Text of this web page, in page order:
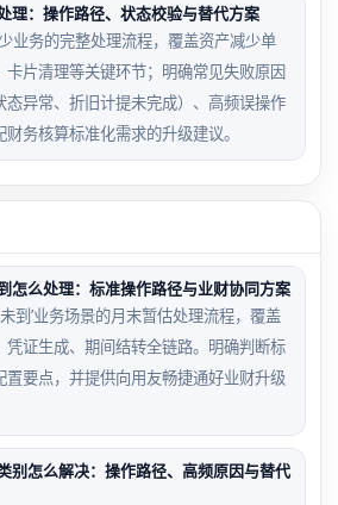
理：操作路径、状态校验与替代方案
业务的完整处理流程，覆盖资产减少单
卡片清理等关键环节；明确常见失败原因
态异常、折旧计提未完成）、高频误操作
务核算标准化需求的升级建议。
怎么处理：标准操作路径与业财协同方案
到’业务场景的月末暂估处理流程，覆盖
凭证生成、期间结转全链路。明确判断标
置要点，并提供向用友畅捷通好业财升级
别怎么解决：操作路径、高频原因与替代